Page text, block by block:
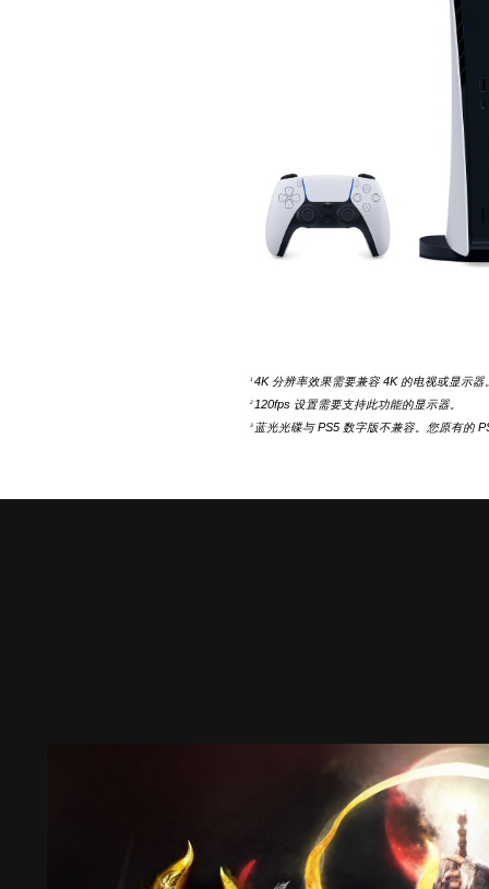
1 4K 分辨率效果需要兼容 4K 的电视或显示器
2 120fps 设置需要支持此功能的显示器。
3 蓝光光碟与 PS5 数字版不兼容。您原有的